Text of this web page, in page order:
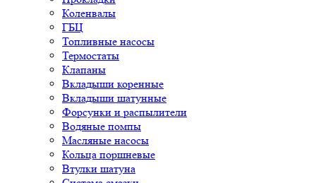
Коленвалы
ГБЦ
Топливные насосы
Термостаты
Клапаны
Вкладыши коренные
Вкладыши шатунные
Форсунки и распылители
Водяные помпы
Масляные насосы
Кольца поршневые
Втулки шатуна